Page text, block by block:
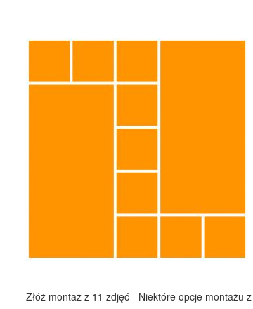
Złóż montaż z 11 zdjęć - Niektóre opcje montażu